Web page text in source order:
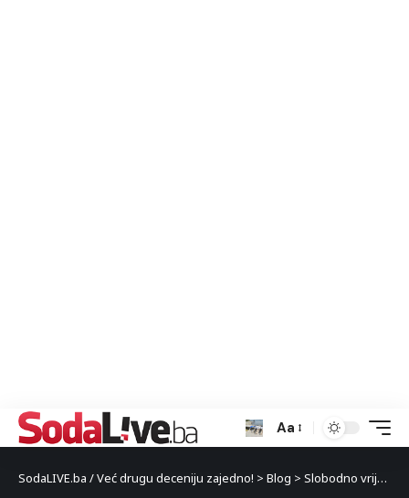
Aa
SodaLIVE.ba / Već drugu deceniju zajedno! > Blog > Slobodno vrijeme